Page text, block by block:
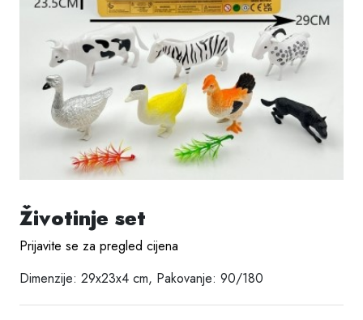
Životinje set
Prijavite se za pregled cijena
Dimenzije: 29x23x4 cm, Pakovanje: 90/180